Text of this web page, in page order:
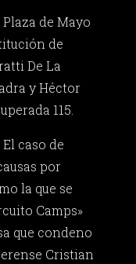
de Mayo
de
De La
y Héctor
115.
caso de
por
la que se
Camps»
que condeno
Cristian